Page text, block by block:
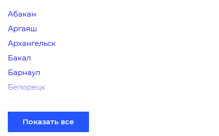
Абакан
Аргаяш
Архангельск
Бакал
Барнаул
Белорецк
Белоярский (ХМАО)
Березники
Бийск
Показать все